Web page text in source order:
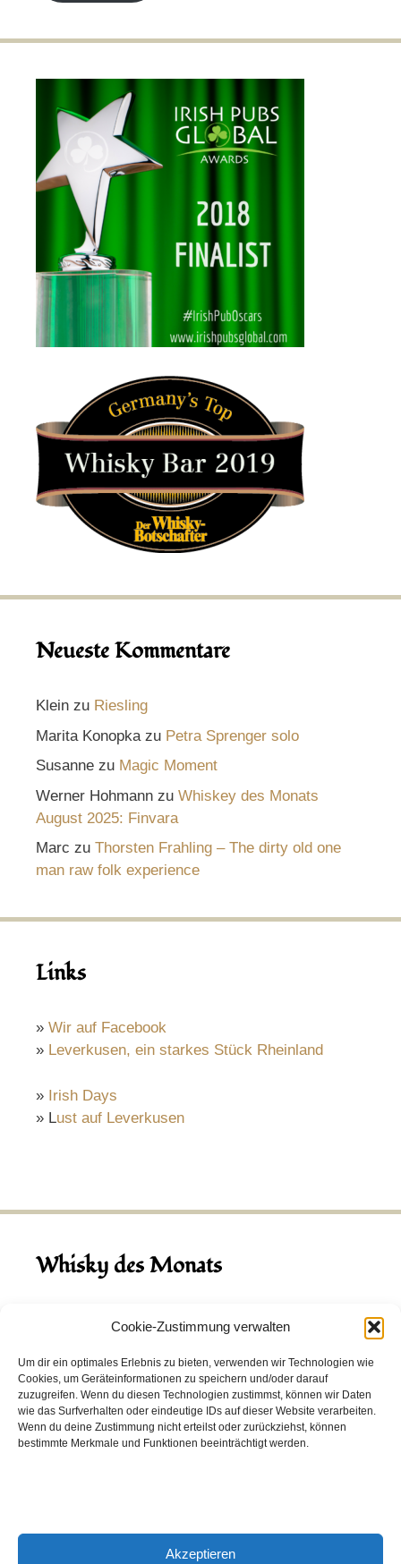
Cookie-Zustimmung verwalten
Um dir ein optimales Erlebnis zu bieten, verwenden wir Technologien wie
Cookies, um Geräteinformationen zu speichern und/oder darauf
zuzugreifen. Wenn du diesen Technologien zustimmst, können wir Daten
wie das Surfverhalten oder eindeutige IDs auf dieser Website verarbeiten.
Wenn du deine Zustimmung nicht erteilst oder zurückziehst, können
bestimmte Merkmale und Funktionen beeinträchtigt werden.
Akzeptieren
Neueste Kommentare
Klein zu Riesling
Marita Konopka zu Petra Sprenger solo
Susanne zu Magic Moment
Werner Hohmann zu Whiskey des Monats
August 2025: Finvara
Marc zu Thorsten Frahling – The dirty old one
man raw folk experience
Links
» Wir auf Facebook
» Leverkusen, ein starkes Stück Rheinland
» Irish Days
» Lust auf Leverkusen
Whisky des Monats
August 2026
Hinch Double Wood
Destillerie:Hinch(Irland)
Single Malt, 43.0%
Peated: Nein